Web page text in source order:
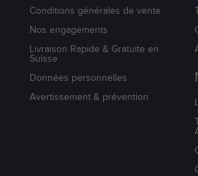
Conditions générales de vente
Nos engagements
Livraison Rapide & Gratuite en
Suisse
Données personnelles
Avertissement & prévention